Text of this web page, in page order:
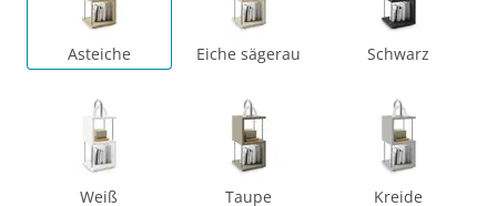
Asteiche Eiche sägerau Schwarz
Weiß Taupe Kreide